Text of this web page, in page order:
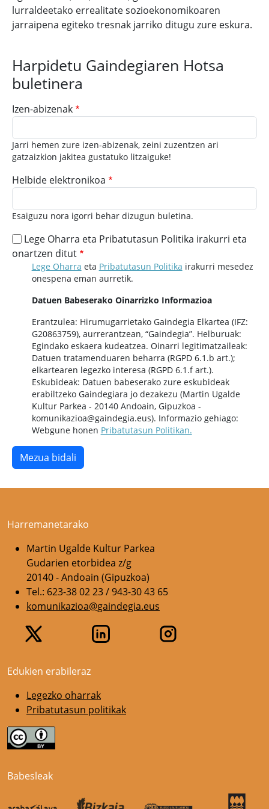
lurraldeetako errealitate sozioekonomikoaren
jarraipena egiteko tresnak jarriko ditugu zure eskura.
Harpidetu Gaindegiaren Hotsa
buletinera
Izen-abizenak
Jarri hemen zure izen-abizenak, zeini zuzentzen ari
gatzaizkion jakitea gustatuko litzaiguke!
Helbide elektronikoa
Esaiguzu nora igorri behar dizugun buletina.
Lege Oharra eta Pribatutasun Politika irakurri eta
onartzen ditut
Lege Oharra eta Pribatutasun Politika irakurri mesedez
onespena eman aurretik.
Datuen Babeserako Oinarrizko Informazioa
Erantzulea: Hirumugarrietako Gaindegia Elkartea (IFZ:
G20863759), aurrerantzean, “Gaindegia”. Helburuak:
Egindako eskaera kudeatzea. Oinarri legitimatzaileak:
Datuen tratamenduaren beharra (RGPD 6.1.b art.);
elkartearen legezko interesa (RGPD 6.1.f art.).
Eskubideak: Datuen babeserako zure eskubideak
erabiltzeko Gaindegiara jo dezakezu (Martin Ugalde
Kultur Parkea - 20140 Andoain, Gipuzkoa -
komunikazioa@gaindegia.eus). Informazio gehiago:
Webgune honen Pribatutasun Politikan.
Harremanetarako
Martin Ugalde Kultur Parkea
Gudarien etorbidea z/g
20140 - Andoain (Gipuzkoa)
Tel.: 623-38 02 23 / 943-30 43 65
komunikazioa@gaindegia.eus
Edukien erabileraz
Legezko oharrak
Pribatutasun politikak
Babesleak